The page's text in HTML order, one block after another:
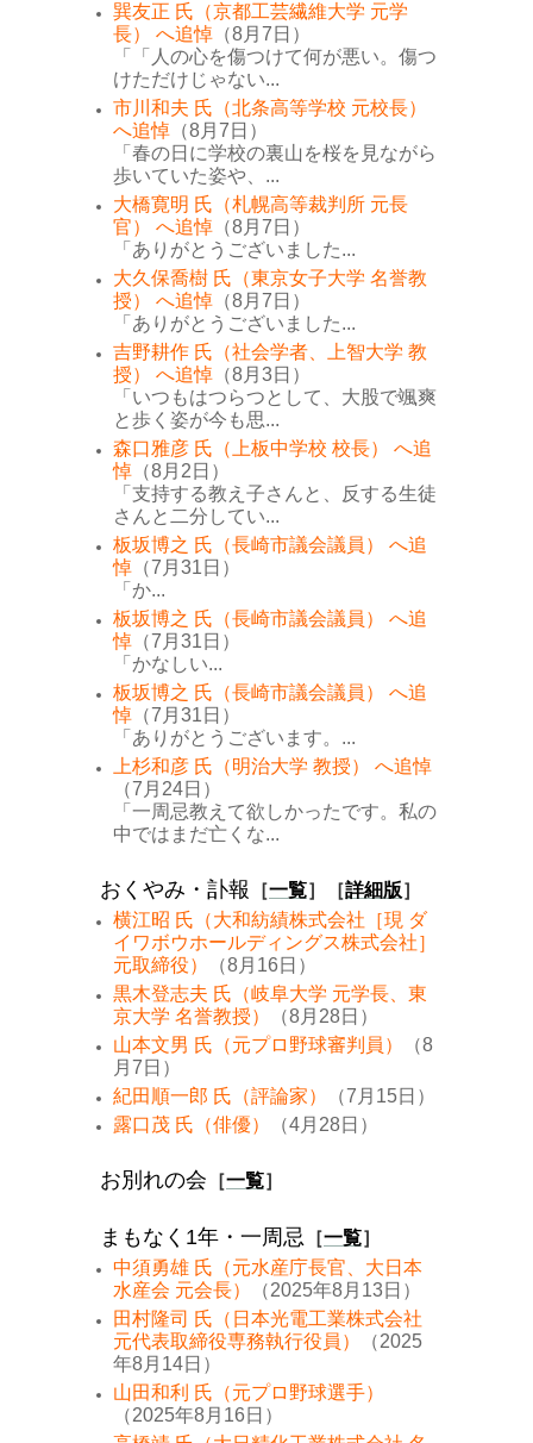
巽友正 氏（京都工芸繊維大学 元学
長） へ追悼 （8月7日）
「「人の心を傷つけて何が悪い。傷つ
けただけじゃない...
市川和夫 氏（北条高等学校 元校長）
へ追悼 （8月7日）
「春の日に学校の裏山を桜を見ながら
歩いていた姿や、...
大橋寛明 氏（札幌高等裁判所 元長
官） へ追悼 （8月7日）
「ありがとうございました...
大久保喬樹 氏（東京女子大学 名誉教
授） へ追悼 （8月7日）
「ありがとうございました...
吉野耕作 氏（社会学者、上智大学 教
授） へ追悼 （8月3日）
「いつもはつらつとして、大股で颯爽
と歩く姿が今も思...
森口雅彦 氏（上板中学校 校長） へ追
悼 （8月2日）
「支持する教え子さんと、反する生徒
さんと二分してい...
板坂博之 氏（長崎市議会議員） へ追
悼 （7月31日）
「か...
板坂博之 氏（長崎市議会議員） へ追
悼 （7月31日）
「かなしい...
板坂博之 氏（長崎市議会議員） へ追
悼 （7月31日）
「ありがとうございます。...
上杉和彦 氏（明治大学 教授） へ追悼
（7月24日）
「一周忌教えて欲しかったです。私の
中ではまだ亡くな...
おくやみ・訃報 ［一覧］［詳細版］
横江昭 氏（大和紡績株式会社［現 ダ
イワボウホールディングス株式会社］
元取締役）
（8月16日）
黒木登志夫 氏（岐阜大学 元学長、東
京大学 名誉教授）
（8月28日）
山本文男 氏（元プロ野球審判員）
（8
月7日）
紀田順一郎 氏（評論家）
（7月15日）
露口茂 氏（俳優）
（4月28日）
お別れの会 ［一覧］
まもなく1年・一周忌 ［一覧］
中須勇雄 氏（元水産庁長官、大日本
水産会 元会長）
（2025年8月13日）
田村隆司 氏（日本光電工業株式会社
元代表取締役専務執行役員）
（2025
年8月14日）
山田和利 氏（元プロ野球選手）
（2025年8月16日）